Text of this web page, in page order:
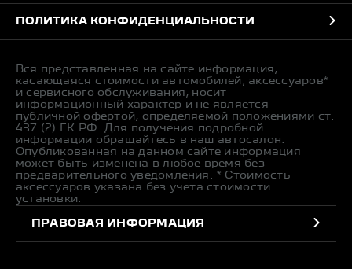
ПОЛИТИКА КОНФИДЕНЦИАЛЬНОСТИ
Вся представленная на сайте информация,
касающаяся стоимости автомобилей, аксессуаров*
и сервисного обслуживания, носит
информационный характер и не является
публичной офертой, определяемой положениями ст.
437 (2) ГК РФ. Для получения подробной
информации обращайтесь в наш автосалон.
Опубликованная на данном сайте информация
может быть изменена в любое время без
предварительного уведомления. * Стоимость
аксессуаров указана без учета стоимости
установки.
ПРАВОВАЯ ИНФОРМАЦИЯ